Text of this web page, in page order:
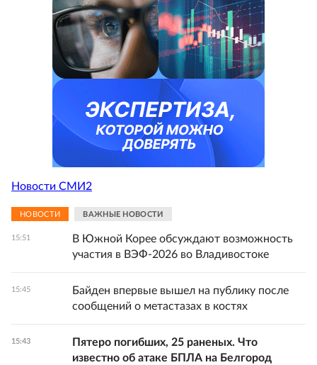
Новости СМИ2
НОВОСТИ ВАЖНЫЕ НОВОСТИ
15:51
В Южной Корее обсуждают возможность
участия в ВЭФ-2026 во Владивостоке
15:45
Байден впервые вышел на публику после
сообщений о метастазах в костях
15:43
Пятеро погибших, 25 раненых. Что
известно об атаке БПЛА на Белгород